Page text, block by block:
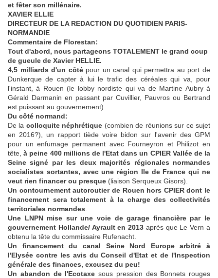
et fêter son millénaire.
XAVIER ELLIE
DIRECTEUR DE LA REDACTION DU QUOTIDIEN PARIS-
NORMANDIE
Commentaire de Florestan:
Tout d'abord, nous partageons TOTALEMENT le grand coup
de gueule de Xavier HELLIE.
4,5 milliards d'un côtépour un canal qui permettra au port de
Dunkerque de capter à lui le trafic des céréales qui va, pour
l'instant, à Rouen (le lobby nordiste qui va de Martine Aubry à
Gérald Darmanin en passant par Cuvillier, Pauvros ou Bertrand
est puissant au gouvernement)
Du côté normand:
De la colloquite néphrétique (combien de réunions sur ce sujet
en 2016?), un rapport tiède voire bidon sur l'avenir des GPM
pour un enfumage permanent avec Fourneyron et Philizot en
tête,à peine 400 millions de l'Etat dans un CPIER Vallée de la
Seine signé par les deux majorités régionales normandes
socialistes sortantes, avec une région Ile de France qui ne
veut rien financer ou presque (liaison Serqueux Gisors).
Un contournement autoroutier de Rouen hors CPIER dont le
financement sera totalement à la charge des collectivités
territoriales normandes
Une LNPN mise sur une voie de garage financière par le
gouvernement Hollande/ Ayrault en 2013 après que Le Vern a
obtenu la tête du commissaire Rufenacht.
Un financement du canal Seine Nord Europe arbitré à
l'Elysée contre les avis du Conseil d'Etat et de l'Inspection
générale des finances, excusez du peu!
Un abandon de l'Ecotaxe sous pression des Bonnets rouges